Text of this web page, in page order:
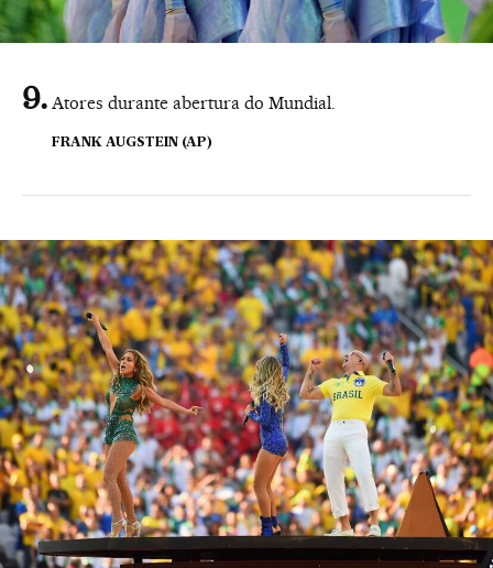
Atores durante abertura do Mundial.
FRANK AUGSTEIN (AP)